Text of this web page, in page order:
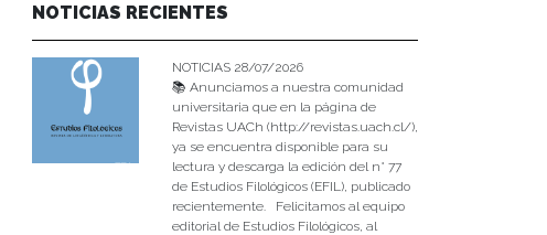
NOTICIAS RECIENTES
NOTICIAS 28/07/2026
📚 Anunciamos a nuestra comunidad
universitaria que en la página de
Revistas UACh (http://revistas.uach.cl/),
ya se encuentra disponible para su
lectura y descarga la edición del n° 77
de Estudios Filológicos (EFIL), publicado
recientemente. Felicitamos al equipo
editorial de Estudios Filológicos, al